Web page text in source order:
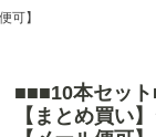
可】
■■■10本セッ
【まとめ買い